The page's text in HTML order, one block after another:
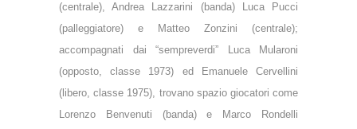
(centrale), Andrea Lazzarini (banda) Luca Pucci
(palleggiatore) e Matteo Zonzini (centrale);
accompagnati dai “sempreverdi” Luca Mularoni
(opposto, classe 1973) ed Emanuele Cervellini
(libero, classe 1975), trovano spazio giocatori come
Lorenzo Benvenuti (banda) e Marco Rondelli